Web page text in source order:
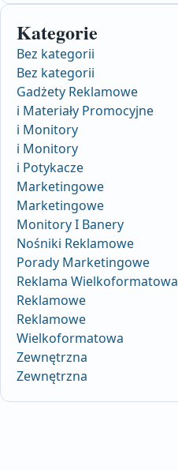
Kategorie
Bez kategorii
Bez kategorii
Gadżety Reklamowe
i Materiały Promocyjne
i Monitory
i Monitory
i Potykacze
Marketingowe
Marketingowe
Monitory I Banery
Nośniki Reklamowe
Porady Marketingowe
Reklama Wielkoformatowa
Reklamowe
Reklamowe
Wielkoformatowa
Zewnętrzna
Zewnętrzna